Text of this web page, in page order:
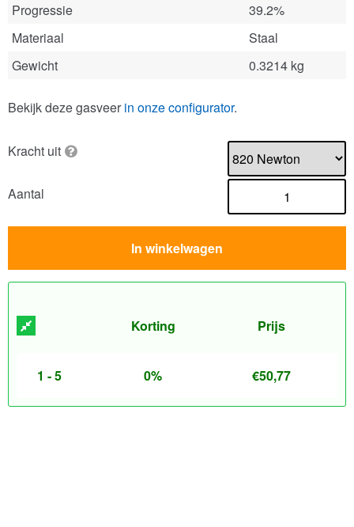
Progressie
39.2%
Materiaal
Staal
Gewicht
0.3214 kg
Bekijk deze gasveer in onze configurator.
Kracht uit
Aantal
In winkelwagen
Korting Prijs
1 - 5 0% €50,77